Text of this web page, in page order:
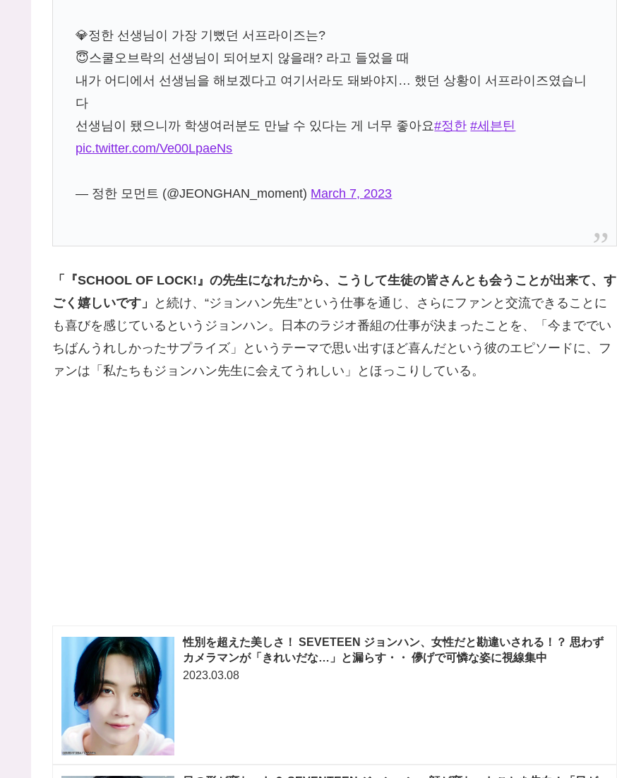
💎정한 선생님이 가장 기뻤던 서프라이즈는?
😇스쿨오브락의 선생님이 되어보지 않을래? 라고 들었을 때
내가 어디에서 선생님을 해보겠다고 여기서라도 돼봐야지… 했던 상황이 서프라이즈였습니
다
선생님이 됐으니까 학생여러분도 만날 수 있다는 게 너무 좋아요#정한 #세븐틴
pic.twitter.com/Ve00LpaeNs
— 정한 모먼트 (@JEONGHAN_moment) March 7, 2023
「『SCHOOL OF LOCK!』の先生になれたから、こうして生徒の皆さんとも会うことが出来て、す
ごく嬉しいです」
と続け、“ジョンハン先生”という仕事を通じ、さらにファンと交流できることに
も喜びを感じているというジョンハン。日本のラジオ番組の仕事が決まったことを、「今まででい
ちばんうれしかったサプライズ」というテーマで思い出すほど喜んだという彼のエピソードに、フ
ァンは「私たちもジョンハン先生に会えてうれしい」とほっこりしている。
性別を超えた美しさ！ SEVETEEN ジョンハン、女性だと勘違いされる！？ 思わず
カメラマンが「きれいだな…」と漏らす・・ 儚げで可憐な姿に視線集中
2023.03.08